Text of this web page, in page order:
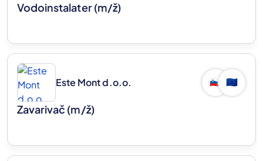
Vodoinstalater(m/ž)
Este Mont d.o.o. 🇸🇮 🇪🇺
Zavarivač (m/ž)